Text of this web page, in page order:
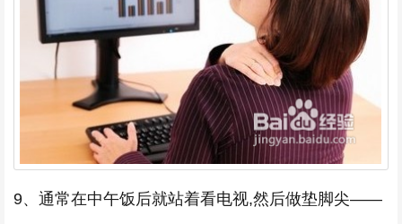
9、通常在中午饭后就站着看电视,然后做垫脚尖——